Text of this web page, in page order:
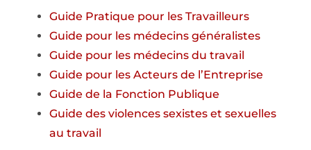
Guide Pratique pour les Travailleurs
Guide pour les médecins généralistes
Guide pour les médecins du travail
Guide pour les Acteurs de l’Entreprise
Guide de la Fonction Publique
Guide des violences sexistes et sexuelles
au travail